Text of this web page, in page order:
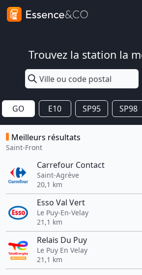
Trouvez la station la
GO E10 SP95 SP98
Meilleurs résultats
Saint-Front
Carrefour Contact
Saint-Agrève
20,1 km
Esso Val Vert
Le Puy-En-Velay
21,1 km
Relais Du Puy
Le Puy En Velay
21,1 km